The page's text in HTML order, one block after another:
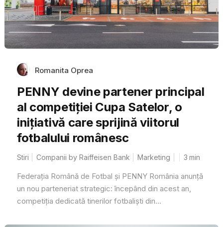
Romanita Oprea
PENNY devine partener principal
al competiției Cupa Satelor, o
inițiativă care sprijină viitorul
fotbalului românesc
Stiri Companii by Raiffeisen Bank Marketing 3 min
Federația Română de Fotbal și PENNY România anunță
un nou parteneriat strategic: începând din acest an,
competiția dedicată tinerilor fotbaliști din...